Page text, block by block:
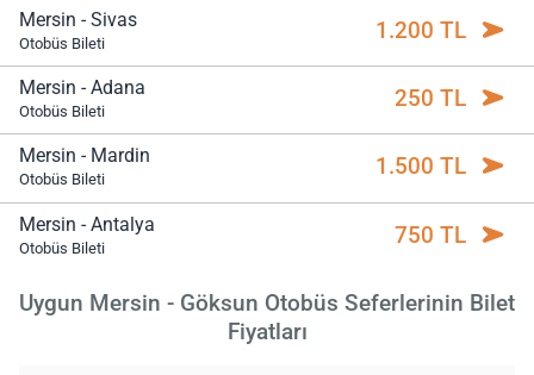
Mersin - Sivas
Otobüs Bileti 1.200 TL
Mersin - Adana
Otobüs Bileti 250 TL
Mersin - Mardin
Otobüs Bileti 1.500 TL
Mersin - Antalya
Otobüs Bileti 750 TL
Uygun Mersin - Göksun Otobüs Seferlerinin Bilet
Fiyatları